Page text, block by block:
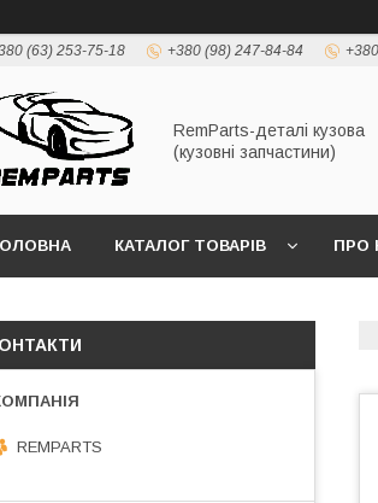
(63) 253-75-18 +380 (98) 247-84-84
RemParts-деталі кузова
(кузовні запчастини)
КАТАЛОГ ТОВАРІВ ПРО
REMPARTS